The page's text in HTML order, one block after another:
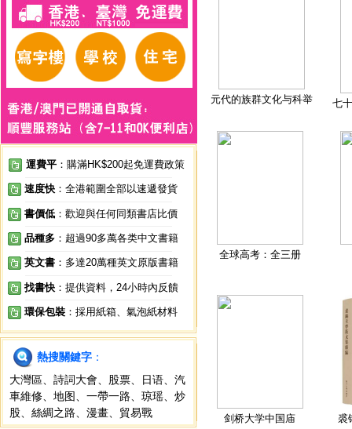
運費平 ：購滿HK$200起免運費政策
速度快 ：全港範圍全部以速遞發貨
書價低 ：歡迎與任何同類書店比價
品種多 ：超過90多萬各类中文書籍
英文書 ：多達20萬種英文原版書籍
找書快 ：提供資料，24小時內反饋
環保包裝 ：採用紙箱、氣泡紙材料
熱搜關鍵字 ：
大灣區
詩詞大會 股票 日语
汽
車維修
地图 一帶一路 琼瑶
炒
股
絲綢之路 漫畫 貿易戰
元代的族群文化与科举 七
全球高考：全三册
剑桥大学中国庙 裘